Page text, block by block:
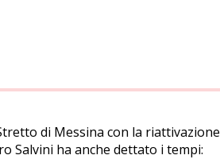
di Messina con la riattivazione
Salvini ha anche dettato i tempi: